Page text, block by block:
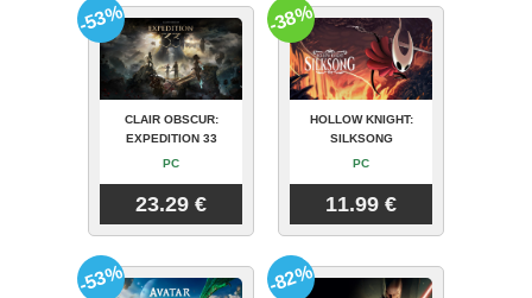
CLAIR OBSCUR:
EXPEDITION 33
PC
23.29 €
-53%
HOLLOW KNIGHT:
SILKSONG
PC
11.99 €
-38%
-53% -82%